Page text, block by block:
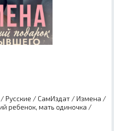
/ Русские / СамИздат / Измена /
ребенок, мать одиночка /